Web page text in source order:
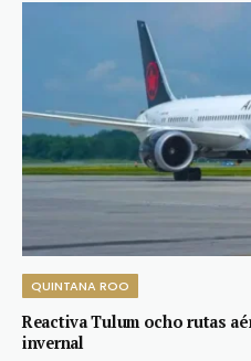
QUINTANA ROO
Reactiva Tulum ocho rutas
invernal